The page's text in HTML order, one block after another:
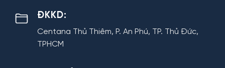
ĐKKD:
Centana Thủ Thiêm, P. An Phú, TP. Thủ Đức,
TPHCM